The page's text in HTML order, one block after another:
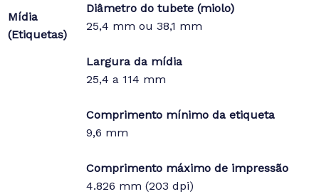
Mídia
(Etiquetas)
Diâmetro do tubete (miolo)
25,4 mm ou 38,1 mm
Largura da mídia
25,4 a 114 mm
Comprimento mínimo da etiqueta
9,6 mm
Comprimento máximo de impressão
4.826 mm (203 dpi)